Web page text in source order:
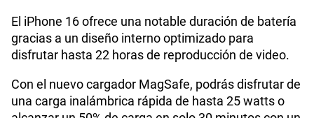
El iPhone 16 ofrece una notable duración de batería
gracias a un diseño interno optimizado para
disfrutar hasta 22 horas de reproducción de video.
Con el nuevo cargador MagSafe, podrás disfrutar de
una carga inalámbrica rápida de hasta 25 watts o